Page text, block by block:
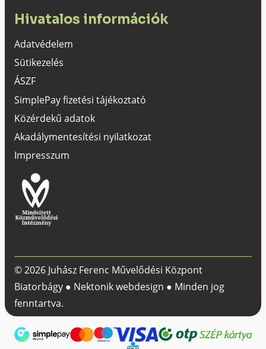
Hivatalos információk
Adatvédelem
Sütikezelés
ÁSZF
SimplePay fizetési tájékoztató
Közérdekű adatok
Akadálymentesítési nyilatkozat
Impresszum
© 2026 Juhász Ferenc Művelődési Központ
Biatorbágy ● Nektonik webdesign ● Minden jog
fenntartva.